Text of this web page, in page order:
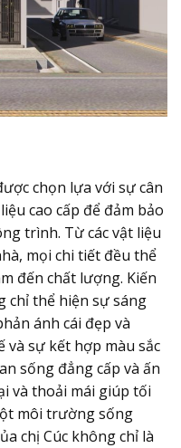
chọn lựa với sự cân
cao cấp để đảm bảo
trình. Từ các vật liệu
mọi chi tiết đều thể
đến chất lượng. Kiến
chỉ thể hiện sự sáng
ánh cái đẹp và
và sự kết hợp màu sắc
sống đẳng cấp và ấn
và thoải mái giúp tối
môi trường sống
chị Cúc không chỉ là